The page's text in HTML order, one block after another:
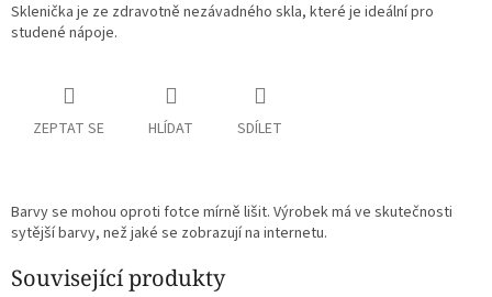
Sklenička je ze zdravotně nezávadného skla, které je ideální pro
studené nápoje.
ZEPTAT SE HLÍDAT SDÍLET
Barvy se mohou oproti fotce mírně lišit. Výrobek má ve skutečnosti
sytější barvy, než jaké se zobrazují na internetu.
Související produkty